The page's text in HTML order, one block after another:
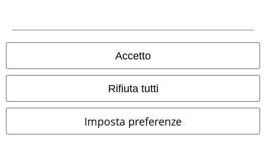
Accetto
Rifiuta tutti
Imposta preferenze
Dichiarazione di Conformità
Informazioni sull'accessibilità